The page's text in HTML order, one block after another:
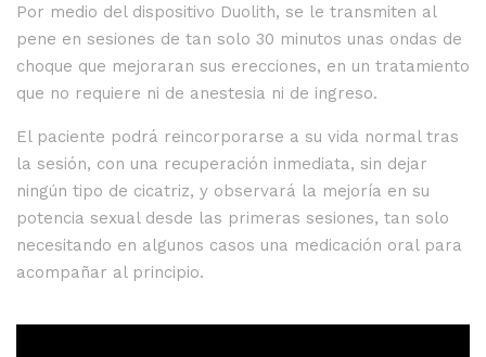
Por medio del dispositivo Duolith, se le transmiten al
pene en sesiones de tan solo 30 minutos unas ondas de
choque que mejoraran sus erecciones, en un tratamiento
que no requiere ni de anestesia ni de ingreso.
El paciente podrá reincorporarse a su vida normal tras
la sesión, con una recuperación inmediata, sin dejar
ningún tipo de cicatriz, y observará la mejoría en su
potencia sexual desde las primeras sesiones, tan solo
necesitando en algunos casos una medicación oral para
acompañar al principio.